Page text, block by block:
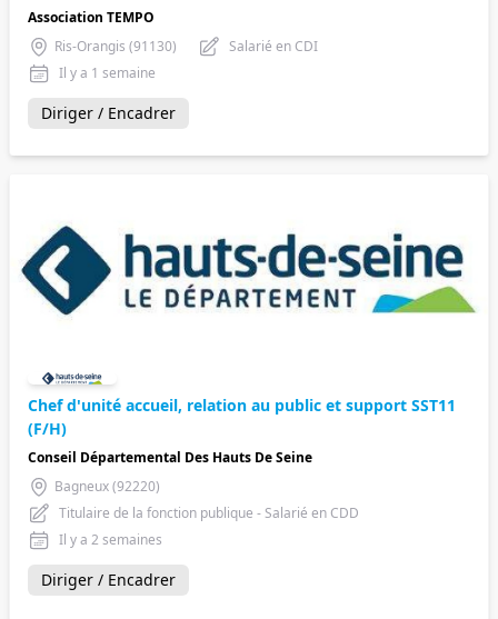
Association TEMPO
Ris-Orangis (91130)
Salarié en CDI
Il y a 1 semaine
Diriger / Encadrer
Chef d'unité accueil, relation au public et support SST11
(F/H)
Conseil Départemental Des Hauts De Seine
Bagneux (92220)
Titulaire de la fonction publique - Salarié en CDD
Il y a 2 semaines
Diriger / Encadrer